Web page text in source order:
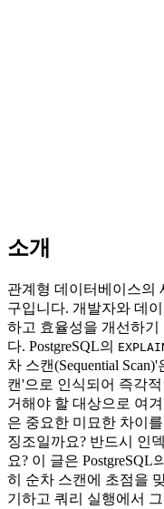
소개
관계형 데이터베이스의
구입니다. 개발자와 데
하고 효율성을 개선하기
다. PostgreSQL의
차 스캔(Sequential
캔'으로 인식되어 즉각
거해야 할 대상으로 여
은 중요한 미묘한 차이
징조일까요? 반드시 인
요? 이 글은 PostgreSQL의
히 순차 스캔에 초점을
기하고 쿼리 실행에서